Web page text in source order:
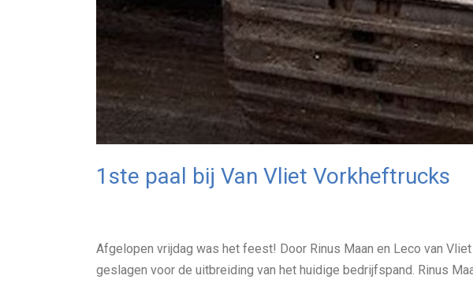
1ste paal bij Van Vliet Vorkheftrucks
Afgelopen vrijdag was het feest! Door Rinus Maan en Leco van
geslagen voor de uitbreiding van het huidige bedrijfspand. Rinus